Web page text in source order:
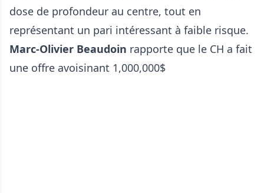
dose de profondeur au centre, tout en
représentant un pari intéressant à faible risque.
Marc-Olivier Beaudoin rapporte que le CH a fait
une offre avoisinant 1,000,000$